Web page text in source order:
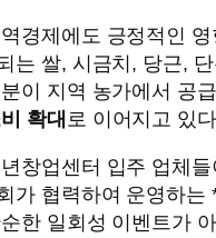
경제에도 긍정적인
는 쌀, 시금치, 당근,
이 지역 농가에서 공
확대 로 이어지고 있
창업센터 입주 업체
가 협력하여 운영하는
한 일회성 이벤트가